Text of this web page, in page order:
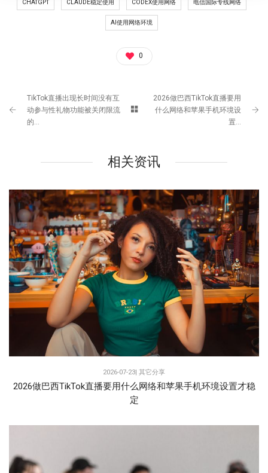
CHATGPT CLAUDE稳定使用 CODEX使用网络 电信国际专线网络
AI使用网络环境
0
TikTok直播出现长时间没有互
动参与性礼物功能被关闭限流
的...
2026做巴西TikTok直播要用
什么网络和苹果手机环境设
置...
相关资讯
2026-07-23| 其它分享
2026做巴西TikTok直播要用什么网络和苹果手机环境设置才稳
定